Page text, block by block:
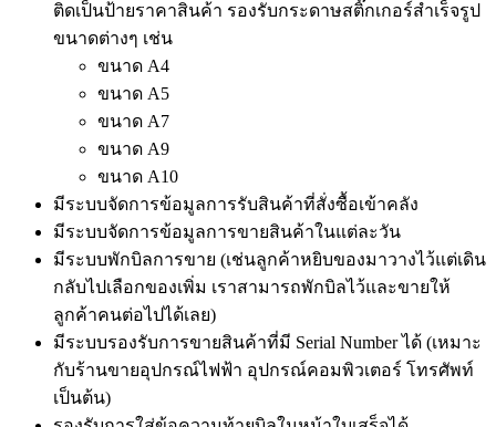
ติดเป็นป้ายราคาสินค้า รองรับกระดาษสติ๊กเกอร์สำเร็จรูป
ขนาดต่างๆ เช่น
ขนาด A4
ขนาด A5
ขนาด A7
ขนาด A9
ขนาด A10
มีระบบจัดการข้อมูลการรับสินค้าที่สั่งซื้อเข้าคลัง
มีระบบจัดการข้อมูลการขายสินค้าในแต่ละวัน
มีระบบพักบิลการขาย (เช่นลูกค้าหยิบของมาวางไว้แต่เดิน
กลับไปเลือกของเพิ่ม เราสามารถพักบิลไว้และขายให้
ลูกค้าคนต่อไปได้เลย)
มีระบบรองรับการขายสินค้าที่มี Serial Number ได้ (เหมาะ
กับร้านขายอุปกรณ์ไฟฟ้า อุปกรณ์คอมพิวเตอร์ โทรศัพท์
เป็นต้น)